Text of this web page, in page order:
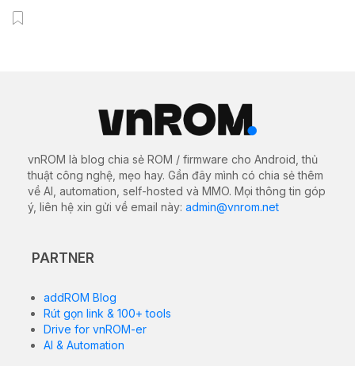
vnROM là blog chia sẻ ROM / firmware cho Android, thủ
thuật công nghệ, mẹo hay. Gần đây mình có chia sẻ thêm
về AI, automation, self-hosted và MMO. Mọi thông tin góp
ý, liên hệ xin gửi về email này: admin@vnrom.net
PARTNER
addROM Blog
Rút gọn link & 100+ tools
Drive for vnROM-er
AI & Automation